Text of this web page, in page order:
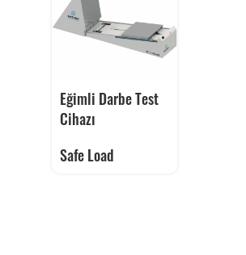
Eğimli Darbe Test
Cihazı
Safe Load